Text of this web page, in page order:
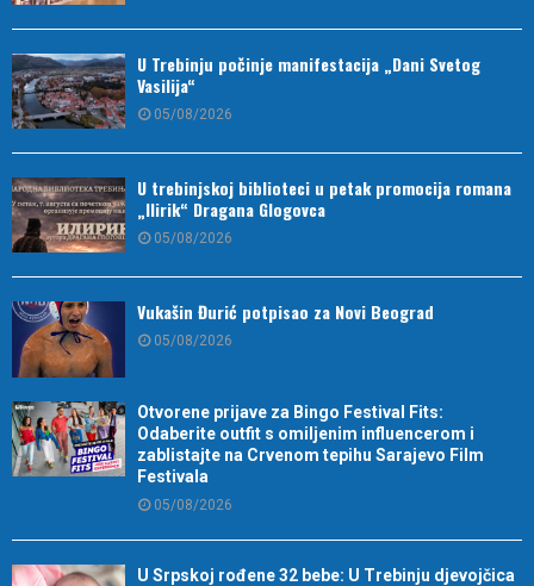
U Trebinju počinje manifestacija „Dani Svetog
Vasilija“
05/08/2026
U trebinjskoj biblioteci u petak promocija romana
„Ilirik“ Dragana Glogovca
05/08/2026
Vukašin Đurić potpisao za Novi Beograd
05/08/2026
Otvorene prijave za Bingo Festival Fits:
Odaberite outfit s omiljenim influencerom i
zablistajte na Crvenom tepihu Sarajevo Film
Festivala
05/08/2026
U Srpskoj rođene 32 bebe: U Trebinju djevojčica